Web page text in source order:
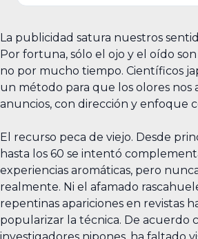
La publicidad satura nuestros
Por fortuna, sólo el ojo y el oído
no por mucho tiempo. Científicos
un método para que los olores nos
anuncios, con dirección y enfoque
El recurso peca de viejo. Desde
hasta los 60 se intentó
experiencias aromáticas, pero
realmente. Ni el afamado
repentinas apariciones en revistas
popularizar la técnica. De acuerdo